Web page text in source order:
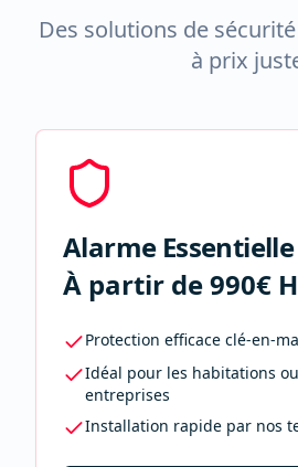
Des solutions de
à prix
Alarme Essentielle
À partir de 990€
Protection efficace clé-en-
Idéal pour les habitations
entreprises
Installation rapide par nos